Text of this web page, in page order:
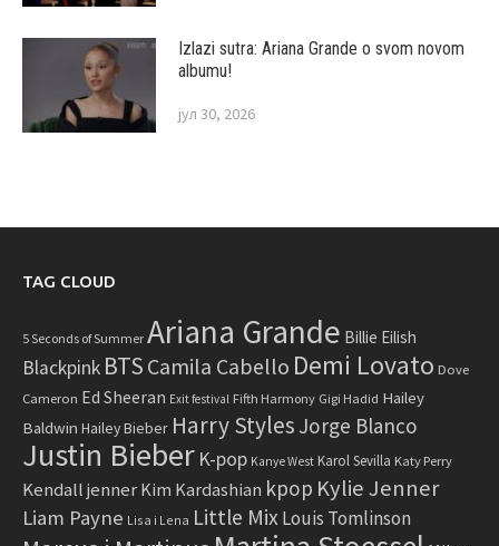
Izlazi sutra: Ariana Grande o svom novom
albumu!
јул 30, 2026
TAG CLOUD
5 Seconds of Summer Ariana Grande Billie Eilish
Blackpink BTS Camila Cabello Demi Lovato Dove
Cameron Ed Sheeran Exit festival Fifth Harmony Gigi Hadid Hailey
Baldwin Hailey Bieber Harry Styles Jorge Blanco
Justin Bieber K-pop Kanye West Karol Sevilla Katy Perry
Kendall jenner Kim Kardashian kpop Kylie Jenner
Liam Payne Lisa i Lena Little MixLouis Tomlinson